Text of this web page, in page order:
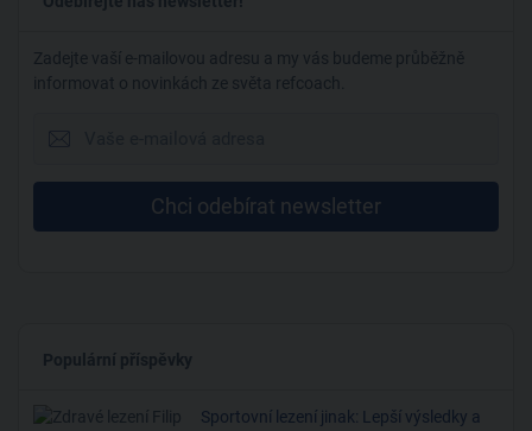
Zadejte vaší e-mailovou adresu a my vás budeme průběžně
informovat o novinkách ze světa refcoach.
Chci odebírat newsletter
Populární příspěvky
Sportovní lezení jinak: Lepší výsledky a